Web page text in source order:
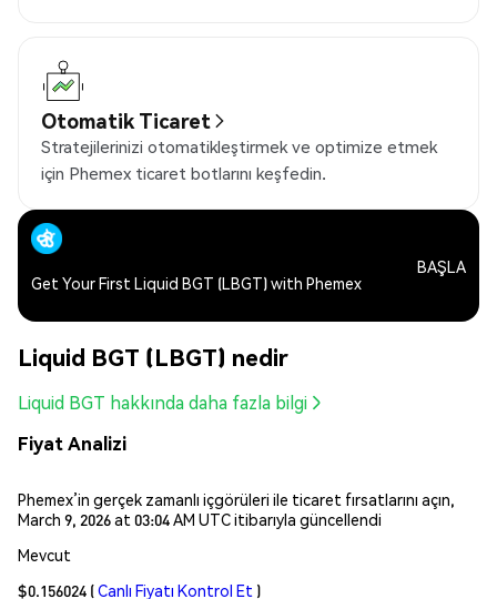
Otomatik Ticaret
Stratejilerinizi otomatikleştirmek ve optimize etmek
için Phemex ticaret botlarını keşfedin.
Get Your First Liquid BGT (LBGT) with Phemex
BAŞLA
Liquid BGT (LBGT) nedir
Liquid BGT hakkında daha fazla bilgi
Fiyat Analizi
Phemex’in gerçek zamanlı içgörüleri ile ticaret fırsatlarını açın,
March 9, 2026 at 03:04 AM UTC itibarıyla güncellendi
Mevcut
$0.156024 (Canlı Fiyatı Kontrol Et )